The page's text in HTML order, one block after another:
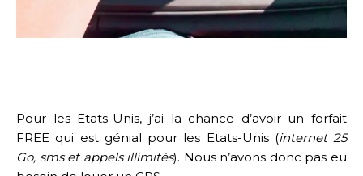
Pour les Etats-Unis, j’ai la chance d’avoir un forfait
FREE qui est génial pour les Etats-Unis (internet 25
Go, sms et appels illimités). Nous n’avons donc pas eu